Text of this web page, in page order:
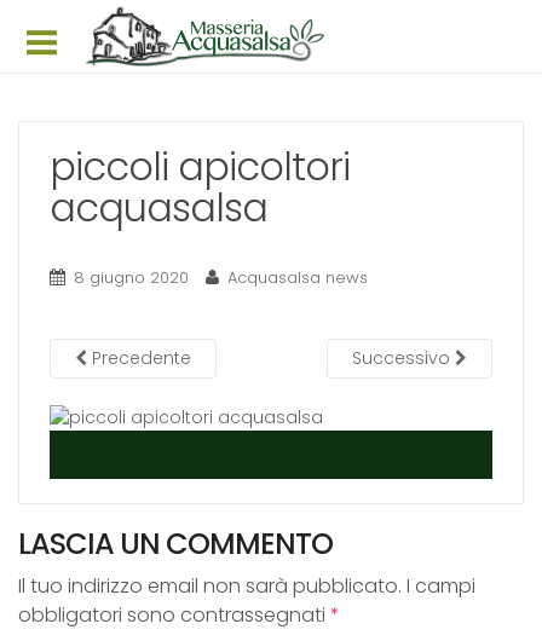
Prenota ora
Itinerari
Faq
Dove siamo
Contatti
Shop online
piccoli apicoltori
acquasalsa
8 giugno 2020 Acquasalsa news
Precedente Successivo
LASCIA UN COMMENTO
Il tuo indirizzo email non sarà pubblicato. I campi
obbligatori sono contrassegnati *